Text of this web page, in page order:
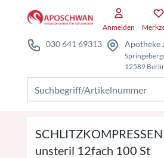
Anmelden
030 641 69313 Apotheke
12589
unsteril 12fach 100 St